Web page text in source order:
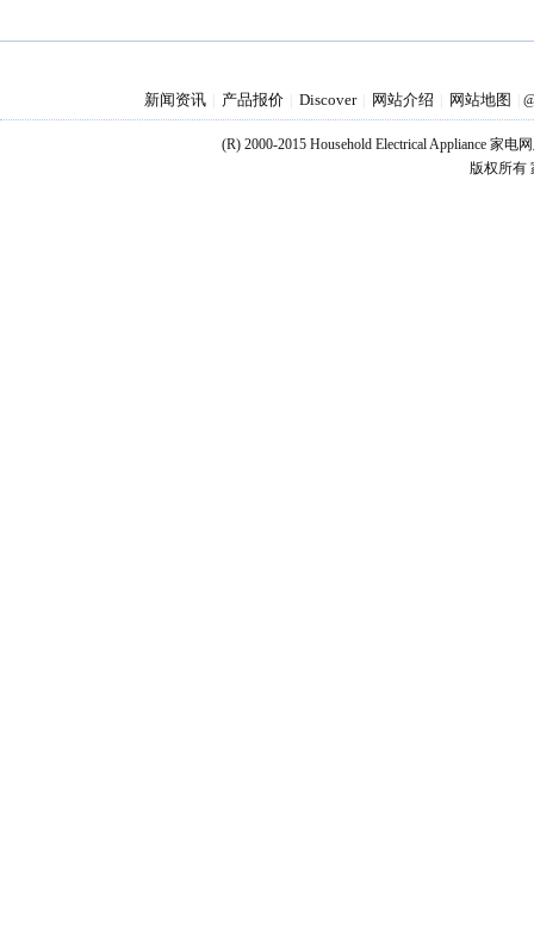
新闻资讯 产品报价 Discover 网站介绍 网站地图
(R) 2000-2015 Household Electrical Appliance 家电
版权所有